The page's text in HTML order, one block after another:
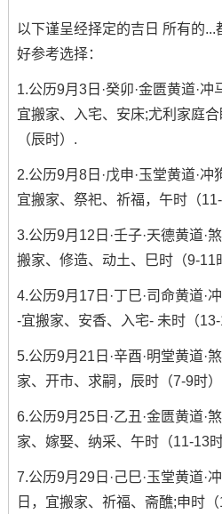
以下谨呈经择定的吉日 所有的
好参考选择：
1.公历9月3日·癸卯·金匮黄道·冲
宜搬家、入宅、安床;尤利家庭
（辰时）.
2.公历9月8日·戊申·玉堂黄道·
宜搬家、祭祀、祈福，午时（
3.公历9月12日·壬子·天德黄道·
搬家、修造、动土、巳时（9-11
4.公历9月17日·丁巳·司命黄道·
-宜搬家、安香、入宅- 未时（13-
5.公历9月21日·辛酉·明堂黄道·
家、开市、求嗣，辰时（7-9时
6.公历9月25日·乙丑·金匮黄道·
家、嫁娶、纳采、午时（11-13
7.公历9月29日·己巳·玉堂黄道·
日，宜搬家、祈福、斋醮;申时（